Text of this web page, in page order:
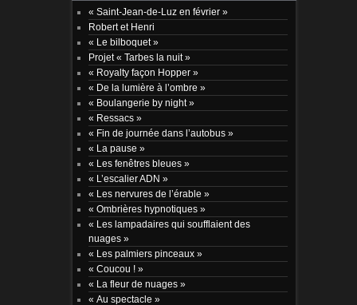
« Saint-Jean-de-Luz en février »
Robert et Henri
« Le bilboquet »
Projet « Tarbes la nuit »
« Royalty façon Hopper »
« De la lumière à l’ombre »
« Boulangerie by night »
« Ressacs »
« Fin de journée dans l’autobus »
« La pause »
« Les fenêtres bleues »
« L’escalier ADN »
« Les nervures de l’érable »
« Ombrières hypnotiques »
« Les lampadaires qui soufflaient des
nuages »
« Les palmiers pinceaux »
« Coucou ! »
« La fleur de nuages »
« Au spectacle »